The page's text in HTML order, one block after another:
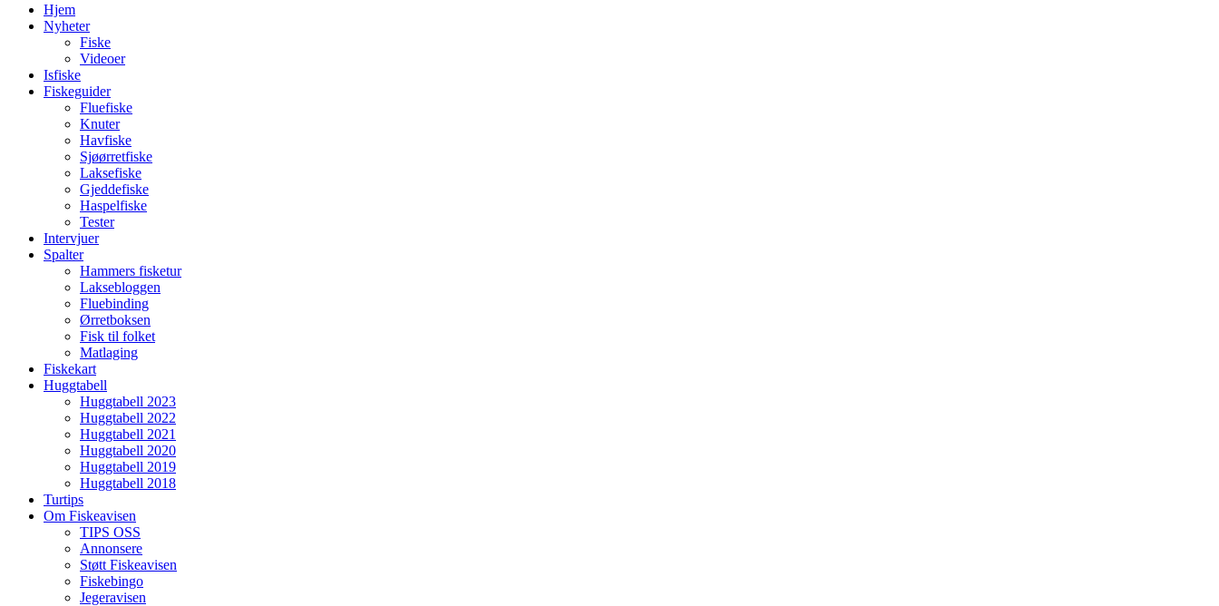
Hjem
Nyheter
Fiske
Videoer
Isfiske
Fiskeguider
Fluefiske
Knuter
Havfiske
Sjøørretfiske
Laksefiske
Gjeddefiske
Haspelfiske
Tester
Intervjuer
Spalter
Hammers fisketur
Laksebloggen
Fluebinding
Ørretboksen
Fisk til folket
Matlaging
Fiskekart
Huggtabell
Huggtabell 2023
Huggtabell 2022
Huggtabell 2021
Huggtabell 2020
Huggtabell 2019
Huggtabell 2018
Turtips
Om Fiskeavisen
TIPS OSS
Annonsere
Støtt Fiskeavisen
Fiskebingo
Jegeravisen